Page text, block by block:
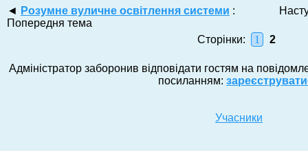
◄ Розумне вуличне освітлення системи :
Попередня тема
Сторінки: 1 2
Адміністратор заборонив відповідати гостям на
посиланням:
Учасники